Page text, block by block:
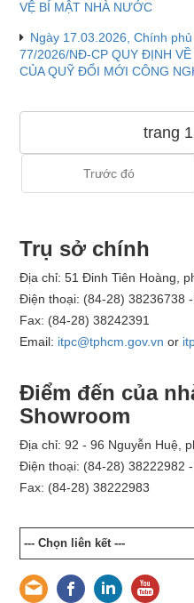
VỆ BÍ MẬT NHÀ NƯỚC
Ngày 17.03.2026, Chính
77/2026/NĐ-CP QUY ĐỊNH
CỦA QUỸ ĐỔI MỚI CÔNG
trang
Trước đó
Trụ sở chính
Địa chỉ: 51 Đinh Tiên Hoàng,
Điện thoại: (84-28) 38236738
Fax: (84-28) 38242391
Email: itpc@tphcm.gov.vn or
Điểm đến của
Showroom
Địa chỉ: 92 - 96 Nguyễn Huệ,
Điện thoại: (84-28) 38222982
Fax: (84-28) 38222983